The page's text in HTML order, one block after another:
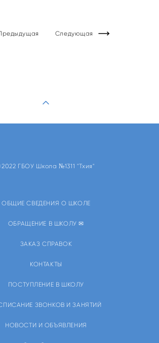
Следующая
ГБОУ Школа №1311 "Тхия"
ОБЩИЕ СВЕДЕНИЯ О ШКОЛЕ
ОБРАЩЕНИЕ В ШКОЛУ ✉
ЗАКАЗ СПРАВОК
КОНТАКТЫ
ПОСТУПЛЕНИЕ В ШКОЛУ
ЗВОНКОВ И ЗАНЯТИЙ
НОВОСТИ И ОБЪЯВЛЕНИЯ